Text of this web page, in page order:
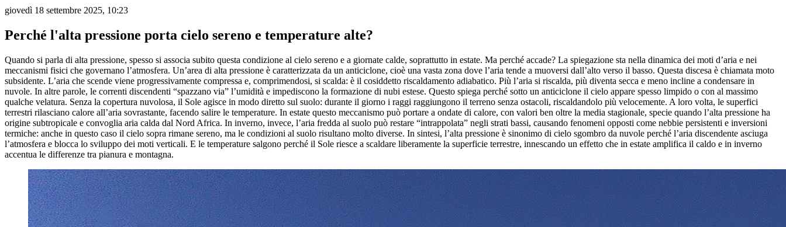
giovedì 18 settembre 2025, 10:23
Perché l'alta pressione porta cielo sereno e temperature alte?
Quando si parla di alta pressione, spesso si associa subito questa condizione al cielo sereno e a giornate calde, soprattutto in estate. Ma perché accade? La spiegazione sta nella dinamica dei moti d’aria e nei
meccanismi fisici che governano l’atmosfera. Un’area di alta pressione è caratterizzata da un anticiclone, cioè una vasta zona dove l’aria tende a muoversi dall’alto verso il basso. Questa discesa è chiamata moto
subsidente. L’aria che scende viene progressivamente compressa e, comprimendosi, si scalda: è il cosiddetto riscaldamento adiabatico. Più l’aria si riscalda, più diventa secca e meno incline a condensare in
nuvole. In altre parole, le correnti discendenti “spazzano via” l’umidità e impediscono la formazione di nubi estese. Questo spiega perché sotto un anticiclone il cielo appare spesso limpido o con al massimo
qualche velatura. Senza la copertura nuvolosa, il Sole agisce in modo diretto sul suolo: durante il giorno i raggi raggiungono il terreno senza ostacoli, riscaldandolo più velocemente. A loro volta, le superfici
terrestri rilasciano calore all’aria sovrastante, facendo salire le temperature. In estate questo meccanismo può portare a ondate di calore, con valori ben oltre la media stagionale, specie quando l’alta pressione ha
origine subtropicale e convoglia aria calda dal Nord Africa. In inverno, invece, l’aria fredda al suolo può restare “intrappolata” negli strati bassi, causando fenomeni opposti come nebbie persistenti e inversioni
termiche: anche in questo caso il cielo sopra rimane sereno, ma le condizioni al suolo risultano molto diverse. In sintesi, l’alta pressione è sinonimo di cielo sgombro da nuvole perché l’aria discendente asciuga
l’atmosfera e blocca lo sviluppo dei moti verticali. E le temperature salgono perché il Sole riesce a scaldare liberamente la superficie terrestre, innescando un effetto che in estate amplifica il caldo e in inverno
accentua le differenze tra pianura e montagna.